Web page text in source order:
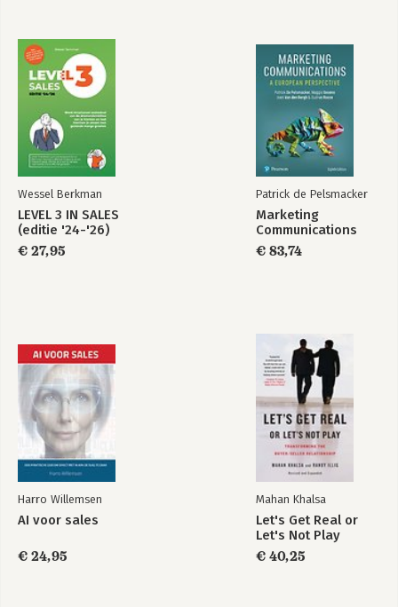
Wessel Berkman
LEVEL 3 IN SALES
(editie '24-'26)
€ 27,95
Patrick de Pelsmacker
Marketing
Communications
€ 83,74
Harro Willemsen
AI voor sales
€ 24,95
Mahan Khalsa
Let's Get Real or
Let's Not Play
€ 40,25